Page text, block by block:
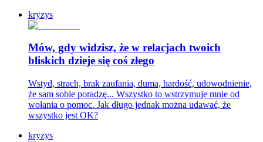
kryzys
Mów, gdy widzisz, że w relacjach twoich
bliskich dzieje się coś złego
Wstyd, strach, brak zaufania, duma, hardość, udowodnienie,
że sam sobie poradzę... Wszystko to wstrzymuje mnie od
wołania o pomoc. Jak długo jednak można udawać, że
wszystko jest OK?
kryzys